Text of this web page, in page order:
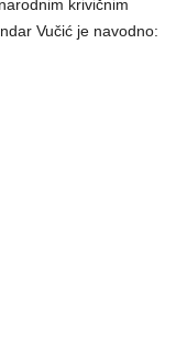
krivičnim
Vučić je navodno: